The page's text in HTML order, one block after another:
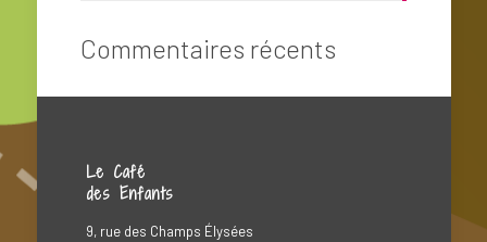
Commentaires récents
Le Café
des Enfants
9, rue des Champs Élysées